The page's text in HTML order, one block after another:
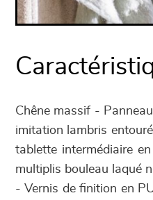
Chêne massif -
imitation lambris
tablette intermédiaire
multiplis bouleau laqué
- Vernis de finition en